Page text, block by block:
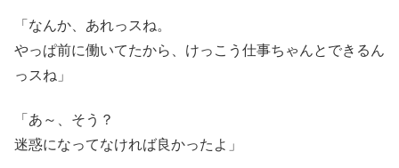
「なんか、あれっスね。
やっぱ前に働いてたから、けっこう仕事ちゃんとできるん
っスね」
「あ～、そう？
迷惑になってなければ良かったよ」